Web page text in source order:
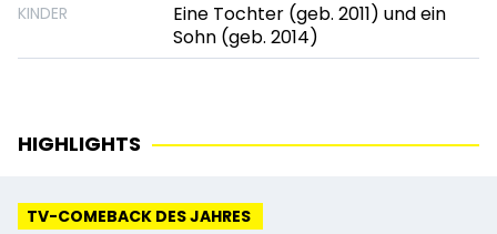
KINDER
Eine Tochter (geb. 2011) und ein
Sohn (geb. 2014)
HIGHLIGHTS
TV-COMEBACK DES JAHRES